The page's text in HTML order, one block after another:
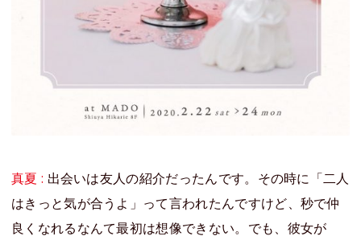
真夏 : 出会いは友人の紹介だったんです。その時に「二人
はきっと気が合うよ」って言われたんですけど、秒で仲
良くなれるなんて最初は想像できない。でも、彼女が